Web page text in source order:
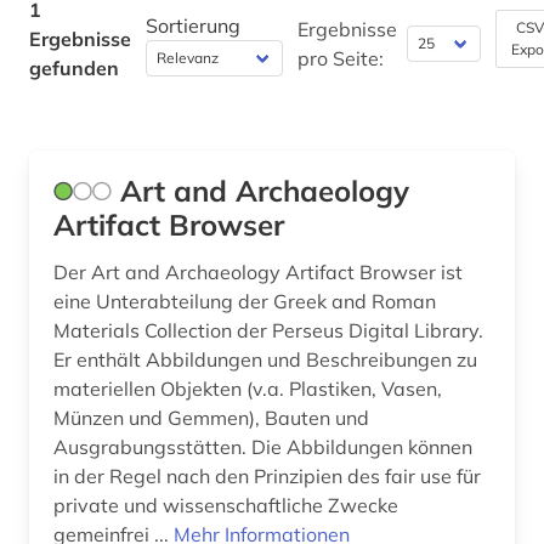
Politologie (0)
Romanistik (0)
Soziologie (0)
Sport (0)
Technik (0)
Theologie und Religionswissenschaften (0)
Werkstoffwissenschaften und
Fertigungstechnik (0)
1
Ergebnisse
gefunden
Sortierung
Ergebnisse
pro Seite:
Art and Archaeology
Artifact Browser
Der Art and Archaeology Artifact Browser ist
eine Unterabteilung der Greek and Roman
Materials Collection der Perseus Digital Library.
Er enthält Abbildungen und Beschreibungen zu
materiellen Objekten (v.a. Plastiken, Vasen,
Münzen und Gemmen), Bauten und
Ausgrabungsstätten. Die Abbildungen können
in der Regel nach den Prinzipien des fair use für
private und wissenschaftliche Zwecke
gemeinfrei ... Mehr Informationen